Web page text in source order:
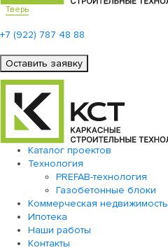
Тверь
+7 (922) 787 48 88
Оставить заявку
Каталог проектов
Технология
PREFAB-технология
Газобетонные блоки
Коммерческая недвижимость
Ипотека
Наши работы
Контакты